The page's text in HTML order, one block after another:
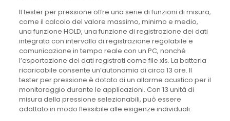
Il tester per pressione offre una serie di funzioni di misura,
come il calcolo del valore massimo, minimo e medio,
una funzione HOLD, una funzione di registrazione dei dati
integrata con intervallo di registrazione regolabile e
comunicazione in tempo reale con un PC, nonché
l’esportazione dei dati registrati come file xls. La batteria
ricaricabile consente un’autonomia di circa 13 ore. Il
tester per pressione è dotato di un allarme acustico per il
monitoraggio durante le applicazioni. Con 13 unità di
misura della pressione selezionabili, può essere
adattato in modo flessibile alle esigenze individuali.